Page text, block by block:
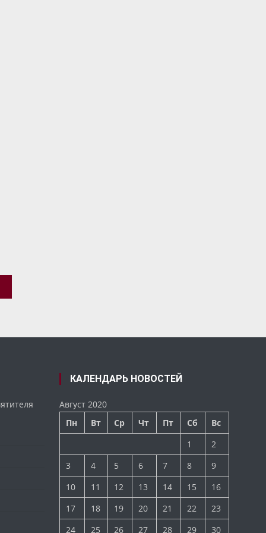
КАЛЕНДАРЬ НОВОСТЕЙ
Август 2020
Пн
Вт Ср Чт Пт Сб
Вс
1
2
3
4 5 6 7 8
9
10
11 12 13 14 15
16
17
18 19 20 21 22
23
24
25 26 27 28 29 30